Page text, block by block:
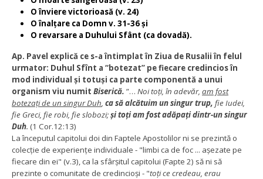
O înviere victorioasă (v. 24)
O înalțare ca Domn v. 31-36 și
O revarsare a Duhului Sfânt (ca dovadă).
Ap. Pavel explică ce s-a întimplat în Ziua de Rusalii în felul
urmator: Duhul Sfînt a “botezat” pe fiecare credincios în
mod individual și totuși ca parte componentă a unui
organism viu numit Biserică. ”… Noi toți, în adevăr, am fost
botezați de un singur Duh, ca să alcătuim un singur trup, fie Iudei,
fie Greci, fie robi, fie slobozi;și toți am fost adăpați dintr-un singur
Duh. (1 Cor.12:13)
La începutul capitolui doi din Faptele Apostolilor ni se prezintă o
colecție de experiențe individuale - "limbi ca de foc ... așezate pe
fiecare din ei" (v.3), ca la sfârșitul capitolui (Fapte 2) să ni să
prezinte o comunitate de credincioși - "toți ce credeau, erau